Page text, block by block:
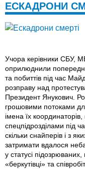
ЕСКАДРОНИ
Учора керівники СБУ,
оприлюднили попередні
та побиттів під час
розправу над
Президент Янукович.
грошовими потоками
імена їх
спецпідрозділами під
скільки снайперів і з
затримати вдалося
у статусі
«беркутівці» та